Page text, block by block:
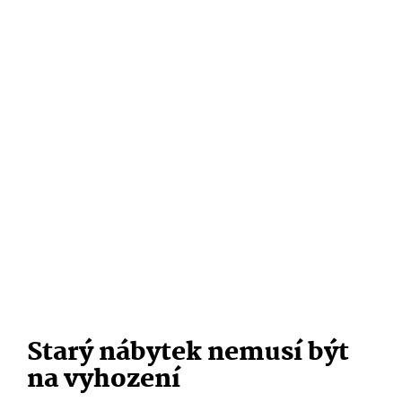
Starý nábytek nemusí být
na vyhození